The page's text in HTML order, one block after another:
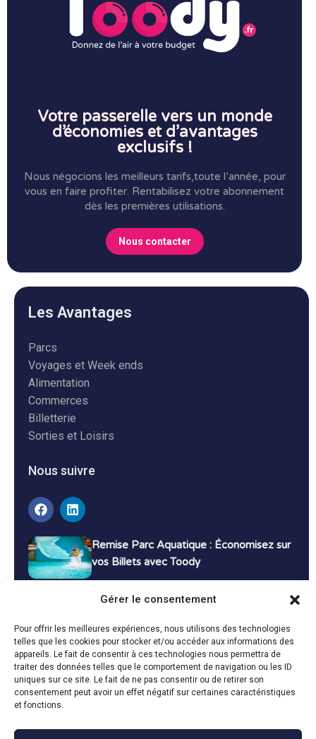
Gérer le consentement
Pour offrir les meilleures expériences, nous utilisons des technologies
telles que les cookies pour stocker et/ou accéder aux informations des
appareils. Le fait de consentir à ces technologies nous permettra de
traiter des données telles que le comportement de navigation ou les ID
uniques sur ce site. Le fait de ne pas consentir ou de retirer son
consentement peut avoir un effet négatif sur certaines caractéristiques
et fonctions.
Votre passerelle vers un monde
d’économies et d’avantages
exclusifs !
Nous négocions les meilleurs tarifs,toute l’année, pour
vous en faire profiter. Rentabilisez votre abonnement
dès les premières utilisations.
Nous contacter
Les Avantages
Parcs
Voyages et Week ends
Alimentation
Commerces
Billetterie
Sorties et Loisirs
Nous suivre
Remise Parc Aquatique : Économisez sur
vos Billets avec Toody
Bons Plans Voyage : Économisez sur vos
Vacances avec Toody
13 décembre 2024 Bon plans